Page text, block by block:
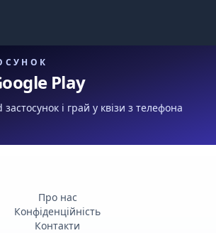
Play
і грай у квізи з телефона
Про нас
Конфіденційність
Контакти